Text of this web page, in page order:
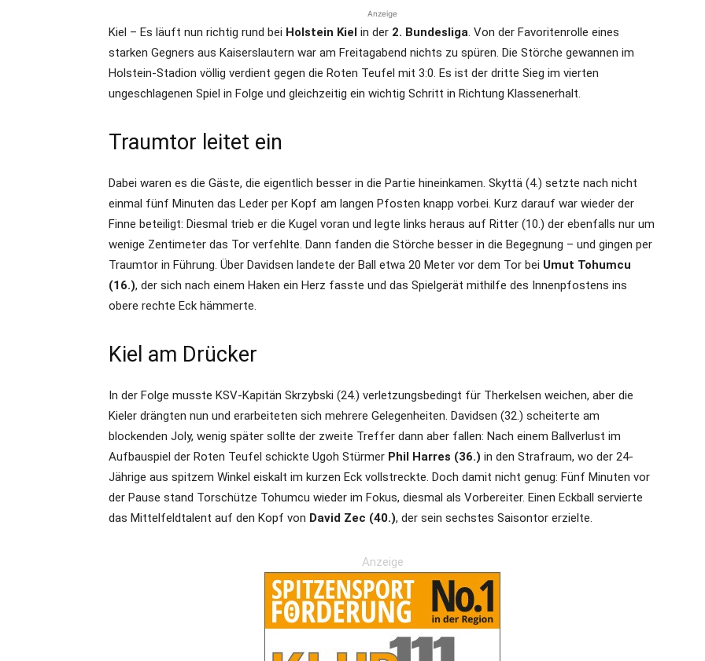
Anzeige
Kiel – Es läuft nun richtig rund bei Holstein Kiel in der 2. Bundesliga. Von der Favoritenrolle eines
starken Gegners aus Kaiserslautern war am Freitagabend nichts zu spüren. Die Störche gewannen im
Holstein-Stadion völlig verdient gegen die Roten Teufel mit 3:0. Es ist der dritte Sieg im vierten
ungeschlagenen Spiel in Folge und gleichzeitig ein wichtig Schritt in Richtung Klassenerhalt.
Traumtor leitet ein
Dabei waren es die Gäste, die eigentlich besser in die Partie hineinkamen. Skyttä (4.) setzte nach nicht
einmal fünf Minuten das Leder per Kopf am langen Pfosten knapp vorbei. Kurz darauf war wieder der
Finne beteiligt: Diesmal trieb er die Kugel voran und legte links heraus auf Ritter (10.) der ebenfalls nur um
wenige Zentimeter das Tor verfehlte. Dann fanden die Störche besser in die Begegnung – und gingen per
Traumtor in Führung. Über Davidsen landete der Ball etwa 20 Meter vor dem Tor bei Umut Tohumcu
(16.), der sich nach einem Haken ein Herz fasste und das Spielgerät mithilfe des Innenpfostens ins
obere rechte Eck hämmerte.
Kiel am Drücker
In der Folge musste KSV-Kapitän Skrzybski (24.) verletzungsbedingt für Therkelsen weichen, aber die
Kieler drängten nun und erarbeiteten sich mehrere Gelegenheiten. Davidsen (32.) scheiterte am
blockenden Joly, wenig später sollte der zweite Treffer dann aber fallen: Nach einem Ballverlust im
Aufbauspiel der Roten Teufel schickte Ugoh Stürmer Phil Harres (36.) in den Strafraum, wo der 24-
Jährige aus spitzem Winkel eiskalt im kurzen Eck vollstreckte. Doch damit nicht genug: Fünf Minuten vor
der Pause stand Torschütze Tohumcu wieder im Fokus, diesmal als Vorbereiter. Einen Eckball servierte
das Mittelfeldtalent auf den Kopf von David Zec (40.), der sein sechstes Saisontor erzielte.
Anzeige